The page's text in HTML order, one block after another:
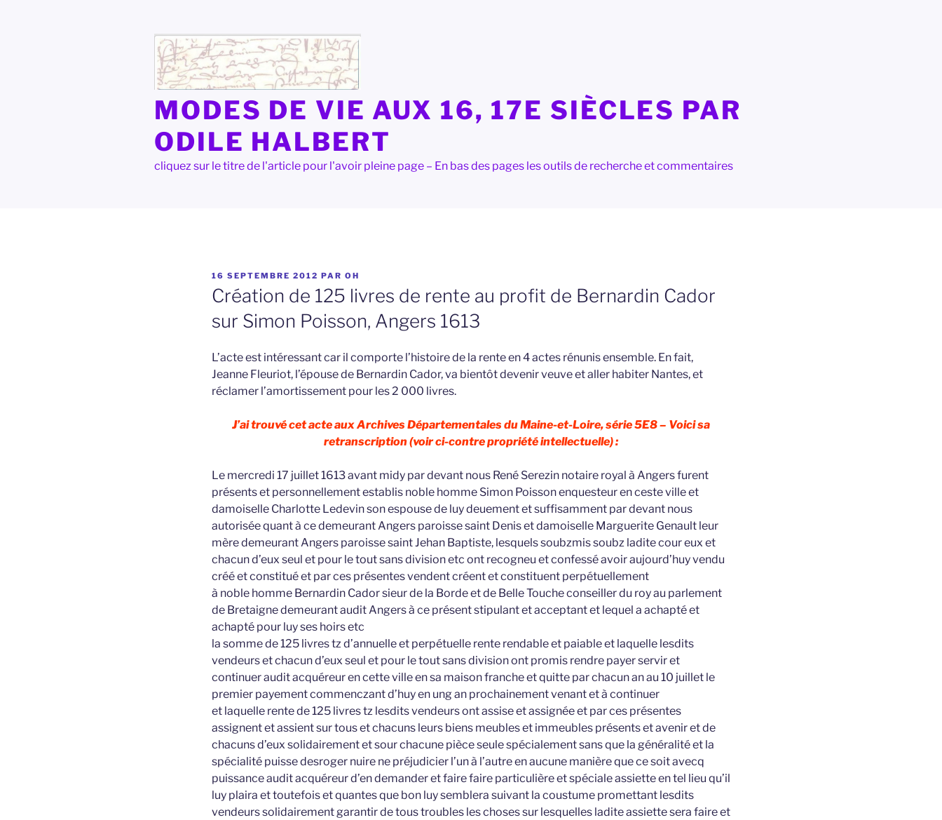
MODES DE VIE AUX 16, 17E SIÈCLES PAR
ODILE HALBERT
cliquez sur le titre de l'article pour l'avoir pleine page – En bas des pages les outils de recherche et commentaires
PUBLIÉ
LE
16 SEPTEMBRE 2012 PAR OH
Création de 125 livres de rente au profit de Bernardin Cador
sur Simon Poisson, Angers 1613
L’acte est intéressant car il comporte l’histoire de la rente en 4 actes rénunis ensemble. En fait,
Jeanne Fleuriot, l’épouse de Bernardin Cador, va bientôt devenir veuve et aller habiter Nantes, et
réclamer l’amortissement pour les 2 000 livres.
J’ai trouvé cet acte aux Archives Départementales du Maine-et-Loire, série 5E8 – Voici sa
retranscription (voir ci-contre propriété intellectuelle) :
Le mercredi 17 juillet 1613 avant midy par devant nous René Serezin notaire royal à Angers furent
présents et personnellement establis noble homme Simon Poisson enquesteur en ceste ville et
damoiselle Charlotte Ledevin son espouse de luy deuement et suffisamment par devant nous
autorisée quant à ce demeurant Angers paroisse saint Denis et damoiselle Marguerite Genault leur
mère demeurant Angers paroisse saint Jehan Baptiste, lesquels soubzmis soubz ladite cour eux et
chacun d’eux seul et pour le tout sans division etc ont recogneu et confessé avoir aujourd’huy vendu
créé et constitué et par ces présentes vendent créent et constituent perpétuellement
à noble homme Bernardin Cador sieur de la Borde et de Belle Touche conseiller du roy au parlement
de Bretaigne demeurant audit Angers à ce présent stipulant et acceptant et lequel a achapté et
achapté pour luy ses hoirs etc
la somme de 125 livres tz d’annuelle et perpétuelle rente rendable et paiable et laquelle lesdits
vendeurs et chacun d’eux seul et pour le tout sans division ont promis rendre payer servir et
continuer audit acquéreur en cette ville en sa maison franche et quitte par chacun an au 10 juillet le
premier payement commenczant d’huy en ung an prochainement venant et à continuer
et laquelle rente de 125 livres tz lesdits vendeurs ont assise et assignée et par ces présentes
assignent et assient sur tous et chacuns leurs biens meubles et immeubles présents et avenir et de
chacuns d’eux solidairement et sour chacune pièce seule spécialement sans que la généralité et la
spécialité puisse desroger nuire ne préjudicier l’un à l’autre en aucune manière que ce soit avecq
puissance audit acquéreur d’en demander et faire faire particulière et spéciale assiette en tel lieu qu’il
luy plaira et toutefois et quantes que bon luy semblera suivant la coustume promettant lesdits
vendeurs solidairement garantir de tous troubles les choses sur lesquelles ladite assiette sera faire et